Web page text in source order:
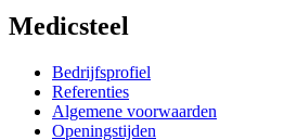
Medicsteel
Bedrijfsprofiel
Referenties
Algemene voorwaarden
Openingstijden